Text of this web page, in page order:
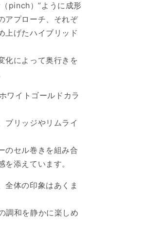
pinch）”ように成形
アプローチ、それぞ
上げたハイブリッド
化によって奥行きを
イトゴールドカラ
ブリッジやリムライ
のセル巻きを組み合
添えています。
全体の印象はあくま
調和を静かに楽しめ